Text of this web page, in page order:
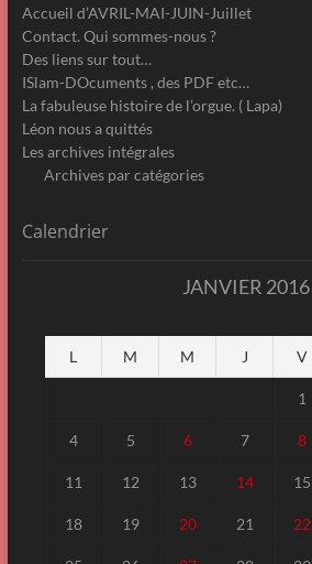
Accueil d’AVRIL-MAI-JUIN-Juillet
Contact. Qui sommes-nous ?
Des liens sur tout…
ISlam-DOcuments , des PDF etc…
La fabuleuse histoire de l’orgue. ( Lapa)
Léon nous a quittés
Les archives intégrales
Archives par catégories
Calendrier
JANVIER 2016
L M M J V
1
4 5 6 7 8
11 12 13 14 15
18 19 20 21 22